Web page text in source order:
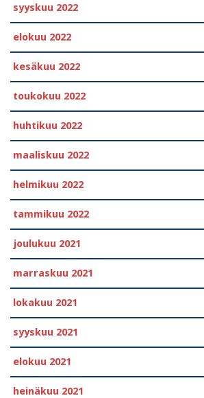
syyskuu 2022
elokuu 2022
kesäkuu 2022
toukokuu 2022
huhtikuu 2022
maaliskuu 2022
helmikuu 2022
tammikuu 2022
joulukuu 2021
marraskuu 2021
lokakuu 2021
syyskuu 2021
elokuu 2021
heinäkuu 2021